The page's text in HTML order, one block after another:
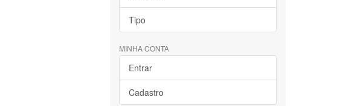
Tipo
MINHA CONTA
Entrar
Cadastro